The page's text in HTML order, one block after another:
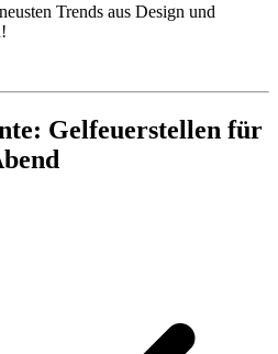
Trends aus Design und
Gelfeuerstellen für